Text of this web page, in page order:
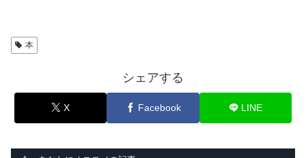
本
シェアする
X Facebook LINE